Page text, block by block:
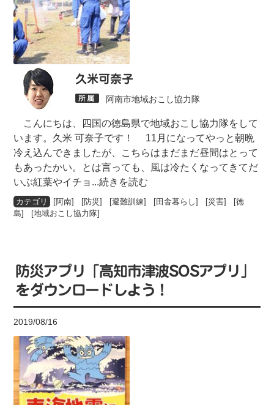
久米可奈子
阿南市地域おこし協力隊
こんにちは、四国の徳島県で地域おこし協力隊をして
います。久米 可奈子です！ 11月になってやっと朝晩
冷え込んできましたが、こちらはまだまだ昼間はとって
もあったかい。とは言っても、風は冷たくなってきてだ
いぶ紅葉やイチョ ...続きを読む
[阿南] [防災] [避難訓練] [田舎暮らし] [災害] [徳
島] [地域おこし協力隊]
防災アプリ「高知市津波SOSアプリ」
をダウンロードしよう！
2019/08/16